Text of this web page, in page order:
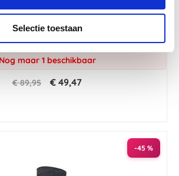
Selectie toestaan
4.7
star
3 Beoordelingen
Nog maar 1 beschikbaar
€ 89,95 € 49,47
-45 %